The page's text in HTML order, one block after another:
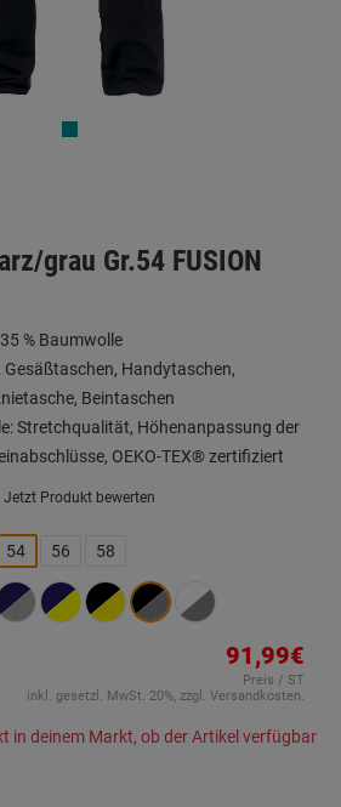
grau Gr.54 FUSION
% Baumwolle
Handytaschen,
Beintaschen
Stretchqualität, Höhenanpassung der
OEKO-TEX® zertifiziert
Jetzt Produkt bewerten
54 56 58
91,99€
Preis / ST
inkl. gesetzl. MwSt. 20%, zzgl. Versandkosten.
in deinem Markt, ob der Artikel verfügbar